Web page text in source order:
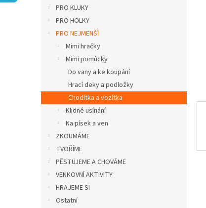
PRO KLUKY
PRO HOLKY
PRO NEJMENŠÍ
Mimi hračky
Mimi pomůcky
Do vany a ke koupání
Hrací deky a podložky
Chodítka a vozítka
Klidné usínání
Na písek a ven
ZKOUMÁME
TVOŘÍME
PĚSTUJEME A CHOVÁME
VENKOVNÍ AKTIVITY
HRAJEME SI
Ostatní